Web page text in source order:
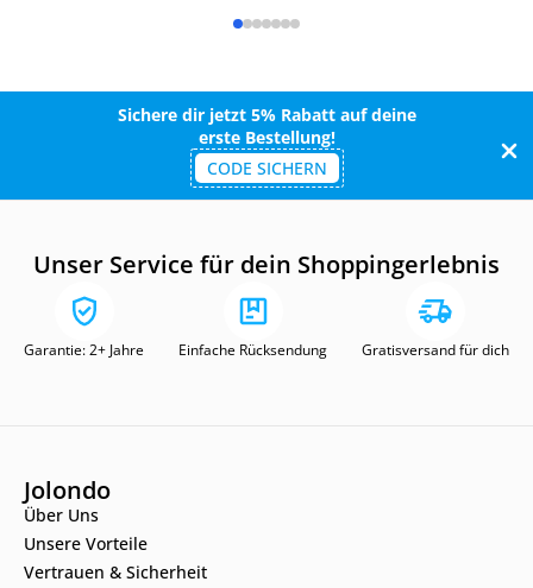
Sichere dir jetzt 5% Rabatt auf deine
erste Bestellung!
CODE SICHERN
Unser Service für dein Shoppingerlebnis
Garantie: 2+ Jahre Einfache Rücksendung Gratisversand für dich
Jolondo
Über Uns
Unsere Vorteile
Vertrauen & Sicherheit